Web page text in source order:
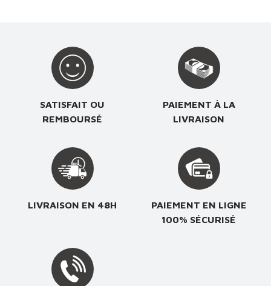
SATISFAIT OU
REMBOURSÉ
PAIEMENT À LA
LIVRAISON
LIVRAISON EN 48H
PAIEMENT EN LIGNE
100% SÉCURISÉ